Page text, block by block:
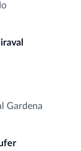
Gardena